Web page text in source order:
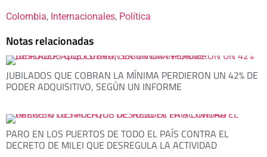
Colombia, Internacionales, Política
Notas relacionadas
JUBILADOS QUE COBRAN LA MÍNIMA PERDIERON UN 42% DE
PODER ADQUISITIVO, SEGÚN UN INFORME
PARO EN LOS PUERTOS DE TODO EL PAÍS CONTRA EL
DECRETO DE MILEI QUE DESREGULA LA ACTIVIDAD